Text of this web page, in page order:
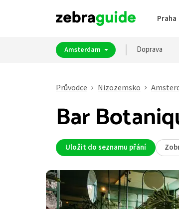
Praha
Amsterdam Doprava
Průvodce Nizozemsko
Bar
Uložit do seznamu přání